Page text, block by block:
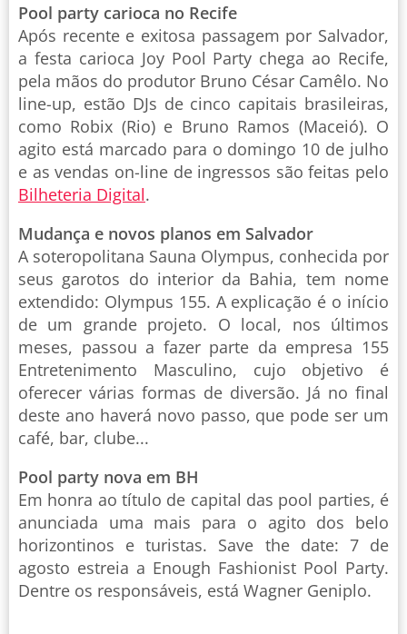
Pool party carioca no Recife
Após recente e exitosa passagem por Salvador,
a festa carioca Joy Pool Party chega ao Recife,
pela mãos do produtor Bruno César Camêlo. No
line-up, estão DJs de cinco capitais brasileiras,
como Robix (Rio) e Bruno Ramos (Maceió). O
agito está marcado para o domingo 10 de julho
e as vendas on-line de ingressos são feitas pelo
Bilheteria Digital.
Mudança e novos planos em Salvador
A soteropolitana Sauna Olympus, conhecida por
seus garotos do interior da Bahia, tem nome
extendido: Olympus 155. A explicação é o início
de um grande projeto. O local, nos últimos
meses, passou a fazer parte da empresa 155
Entretenimento Masculino, cujo objetivo é
oferecer várias formas de diversão. Já no final
deste ano haverá novo passo, que pode ser um
café, bar, clube...
Pool party nova em BH
Em honra ao título de capital das pool parties, é
anunciada uma mais para o agito dos belo
horizontinos e turistas. Save the date: 7 de
agosto estreia a Enough Fashionist Pool Party.
Dentre os responsáveis, está Wagner Geniplo.